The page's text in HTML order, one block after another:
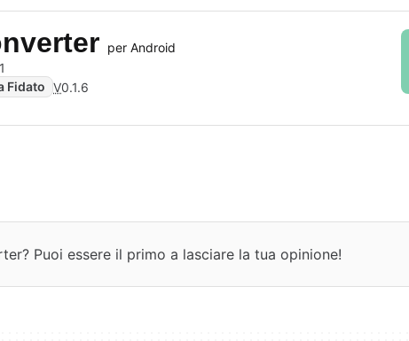
per Android
1
Fidato V0.1.6
Puoi essere il primo a lasciare la tua opinione!